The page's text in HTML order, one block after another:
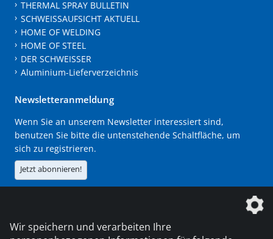
THERMAL SPRAY BULLETIN
SCHWEISSAUFSICHT AKTUELL
HOME OF WELDING
HOME OF STEEL
DER SCHWEISSER
Aluminium-Lieferverzeichnis
Newsletteranmeldung
Wenn Sie an unserem Newsletter interessiert sind,
benutzen Sie bitte die untenstehende Schaltfläche, um
sich zu registrieren.
Jetzt abonnieren!
Die DVS Media GmbH ist ein Unternehmen der
Wir speichern und verarbeiten Ihre